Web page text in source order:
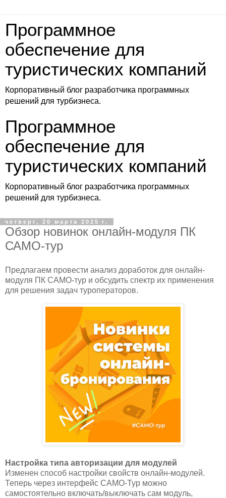
Программное
обеспечение для
туристических компаний
Корпоративный блог разработчика программных
решений для турбизнеса.
Программное
обеспечение для
туристических компаний
Корпоративный блог разработчика программных
решений для турбизнеса.
четверг, 20 марта 2025 г.
Обзор новинок онлайн-модуля ПК
САМО-тур
Предлагаем провести анализ доработок для онлайн-
модуля ПК САМО-тур и обсудить спектр их применения
для решения задач туроператоров.
Настройка типа авторизации для модулей
Изменен способ настройки свойств онлайн-модулей.
Теперь через интерфейс САМО-Тур можно
самостоятельно включать/выключать сам модуль,